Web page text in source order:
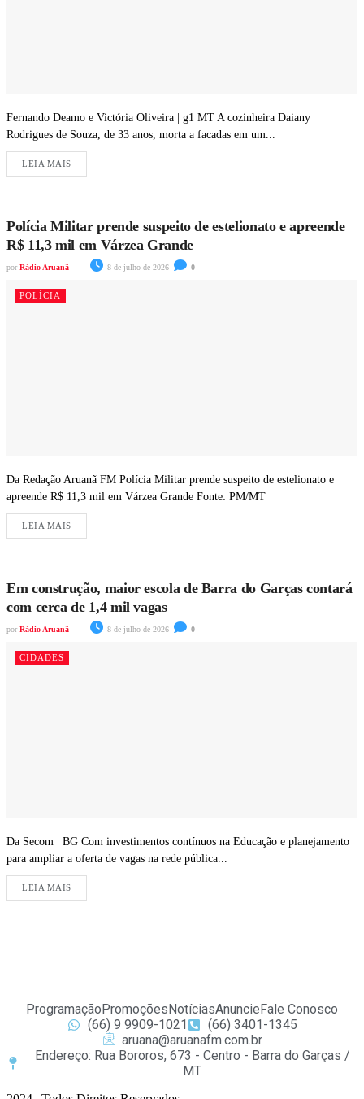
Fernando Deamo e Victória Oliveira | g1 MT A cozinheira Daiany
Rodrigues de Souza, de 33 anos, morta a facadas em um...
LEIA MAIS
Polícia Militar prende suspeito de estelionato e apreende
R$ 11,3 mil em Várzea Grande
por Rádio Aruanã 8 de julho de 2026 0
POLÍCIA
Da Redação Aruanã FM Polícia Militar prende suspeito de estelionato e
apreende R$ 11,3 mil em Várzea Grande Fonte: PM/MT
LEIA MAIS
Em construção, maior escola de Barra do Garças contará
com cerca de 1,4 mil vagas
por Rádio Aruanã 8 de julho de 2026 0
CIDADES
Da Secom | BG Com investimentos contínuos na Educação e planejamento
para ampliar a oferta de vagas na rede pública...
LEIA MAIS
ProgramaçãoPromoçõesNotíciasAnuncieFale Conosco
(66) 9 9909-1021
(66) 3401-1345
aruana@aruanafm.com.br
Endereço: Rua Bororos, 673 - Centro - Barra do Garças /
MT